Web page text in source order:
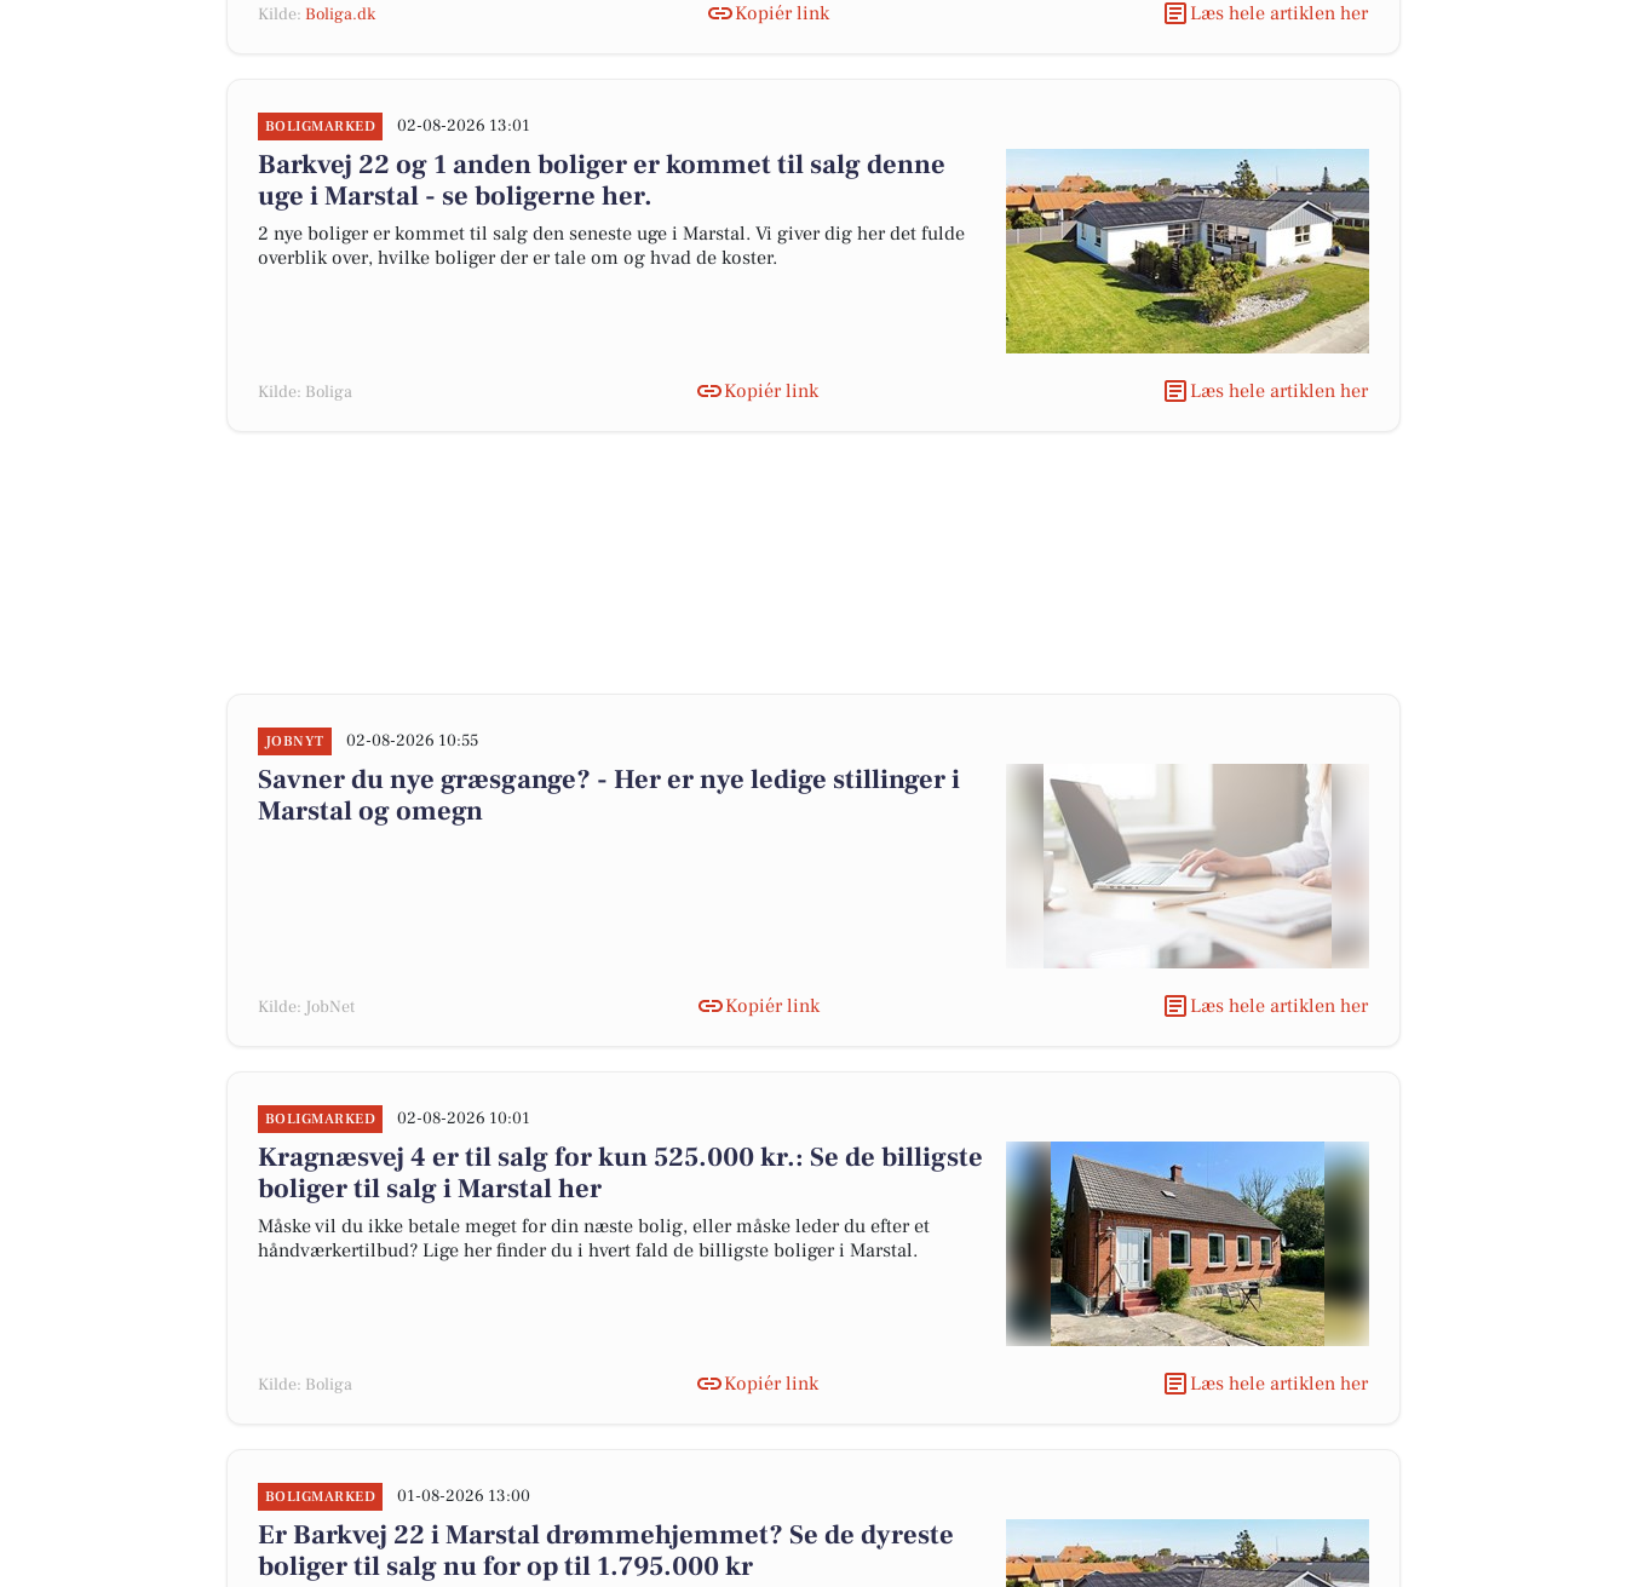
Kilde: Boliga.dk Kopiér link Læs hele artiklen her
BOLIGMARKED 02-08-2026 13:01
Barkvej 22 og 1 anden boliger er kommet til salg denne
uge i Marstal - se boligerne her.
2 nye boliger er kommet til salg den seneste uge i Marstal. Vi giver dig her det fulde
overblik over, hvilke boliger der er tale om og hvad de koster.
Kilde: Boliga Kopiér link Læs hele artiklen her
JOBNYT 02-08-2026 10:55
Savner du nye græsgange? - Her er nye ledige stillinger i
Marstal og omegn
Kilde: JobNet Kopiér link Læs hele artiklen her
BOLIGMARKED 02-08-2026 10:01
Kragnæsvej 4 er til salg for kun 525.000 kr.: Se de billigste
boliger til salg i Marstal her
Måske vil du ikke betale meget for din næste bolig, eller måske leder du efter et
håndværkertilbud? Lige her finder du i hvert fald de billigste boliger i Marstal.
Kilde: Boliga Kopiér link Læs hele artiklen her
BOLIGMARKED 01-08-2026 13:00
Er Barkvej 22 i Marstal drømmehjemmet? Se de dyreste
boliger til salg nu for op til 1.795.000 kr